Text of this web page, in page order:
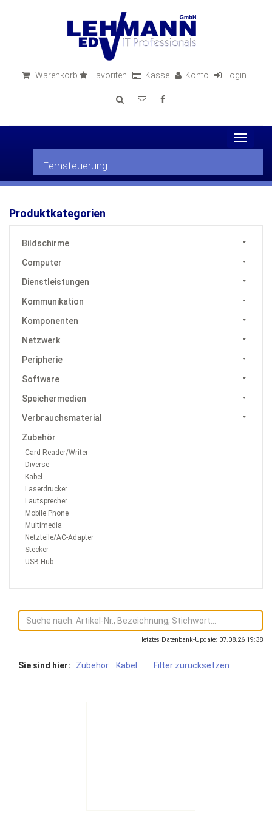
Warenkorb Favoriten Kasse Konto Login
Toggle
Fernsteuerung
Produktkategorien
Bildschirme
Computer
Dienstleistungen
Kommunikation
Komponenten
Netzwerk
Peripherie
Software
Speichermedien
Verbrauchsmaterial
Zubehör
Card Reader/Writer
Diverse
Kabel
Laserdrucker
Lautsprecher
Mobile Phone
Multimedia
Netzteile/AC-Adapter
Stecker
USB Hub
letztes Datenbank-Update: 07.08.26 19:38
Sie sind hier: Zubehör Kabel Filter zurücksetzen